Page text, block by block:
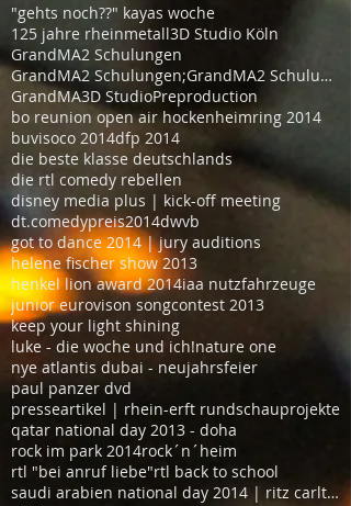
"gehts noch??" kayas woche
125 jahre rheinmetall3D Studio Köln
GrandMA2 Schulungen
GrandMA2 Schulungen;GrandMA2 Schulungen Köln
GrandMA3D StudioPreproduction
bo reunion open air hockenheimring 2014
buvisoco 2014dfp 2014
die beste klasse deutschlands
die rtl comedy rebellen
disney media plus | kick-off meeting
dt.comedypreis2014dwvb
got to dance 2014 | jury auditions
helene fischer show 2013
henkel lion award 2014iaa nutzfahrzeuge
junior eurovison songcontest 2013
keep your light shining
luke - die woche und ich!nature one
nye atlantis dubai - neujahrsfeier
paul panzer dvd
presseartikel | rhein-erft rundschauprojekte
qatar national day 2013 - doha
rock im park 2014rock´n´heim
rtl "bei anruf liebe"rtl back to school
saudi arabien national day 2014 | ritz carlton hot